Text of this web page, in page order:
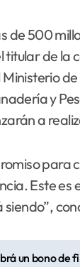
de 500
titular de la
y
a
para
Este es
siendo”,
un bono de